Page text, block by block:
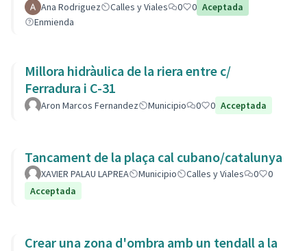
Ana Rodriguez Calles y Viales 0 0 Aceptada
Enmienda
Millora hidràulica de la riera entre c/
Ferradura i C-31
Aron Marcos Fernandez Municipio 0 0 Acceptada
Tancament de la plaça cal cubano/catalunya
XAVIER PALAU LAPREA Municipio Calles y Viales 0
0
Acceptada
Crear una zona d'ombra amb un tendall a la